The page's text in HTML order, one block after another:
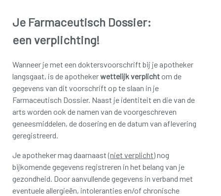
Je Farmaceutisch Dossier:
een verplichting!
Wanneer je met een doktersvoorschrift bij je apotheker
langsgaat, is de apothekerwettelijk verplicht om de
gegevens van dit voorschrift op te slaan in je
Farmaceutisch Dossier. Naast je identiteit en die van de
arts worden ook de namen van de voorgeschreven
geneesmiddelen, de dosering en de datum van aflevering
geregistreerd.
Je apotheker mag daarnaast (niet verplicht) nog
bijkomende gegevens registreren in het belang van je
gezondheid. Door aanvullende gegevens in verband met
eventuele allergieën, intoleranties en/of chronische